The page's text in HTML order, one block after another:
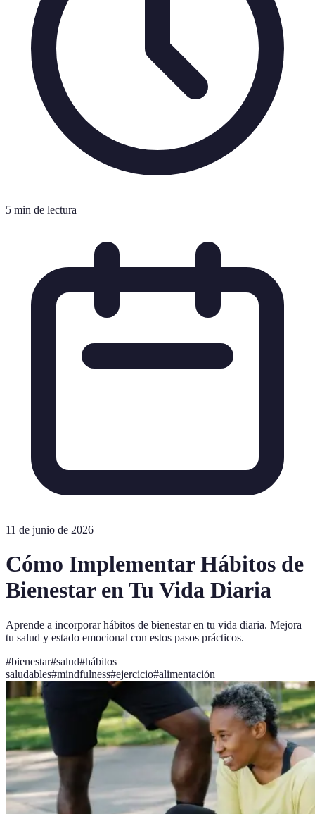
5 min de lectura
11 de junio de 2026
Cómo Implementar Hábitos de
Bienestar en Tu Vida Diaria
Aprende a incorporar hábitos de bienestar en tu vida diaria. Mejora
tu salud y estado emocional con estos pasos prácticos.
#bienestar#salud#hábitos
saludables#mindfulness#ejercicio#alimentación